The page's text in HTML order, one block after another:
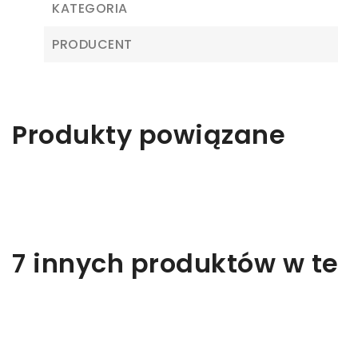
KATEGORIA
PRODUCENT
Produkty powiązane
7 innych produktów w